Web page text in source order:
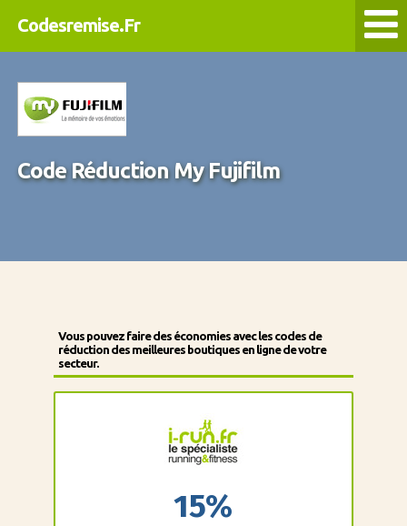
Codesremise.Fr
Code Réduction My Fujifilm
Vous pouvez faire des économies avec les codes de
réduction des meilleures boutiques en ligne de votre
secteur.
15%